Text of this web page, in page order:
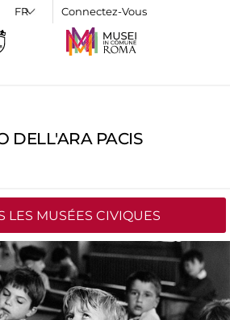
Connectez-Vous
DELL'ARA PACIS
LES MUSÉES CIVIQUES